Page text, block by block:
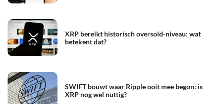
XRP bereikt historisch oversold-niveau: wat
betekent dat?
SWIFT bouwt waar Ripple ooit mee begon: is
XRP nog wel nuttig?